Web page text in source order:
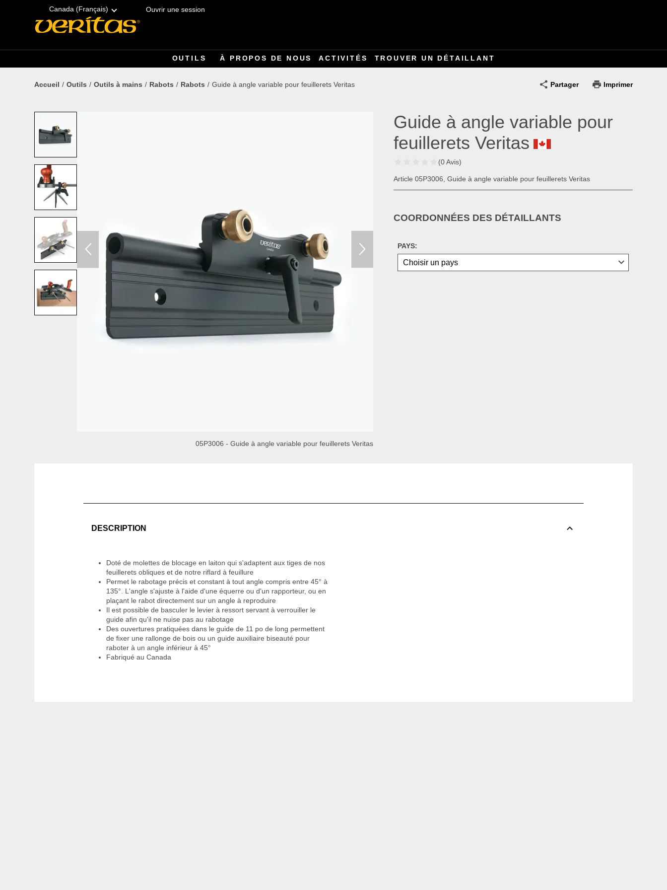
OUTILS À PROPOS DE NOUS ACTIVITÉS TROUVER UN DÉTAILLANT
Canada (Français) Ouvrir une session
Accueil Outils Outils à mains Rabots Rabots Guide à angle variable pour feuillerets Veritas Partager Imprimer
05P3006 - Guide à angle variable pour feuillerets Veritas
Guide à angle variable pour
feuillerets Veritas
(0 Avis)
Article 05P3006, Guide à angle variable pour feuillerets Veritas
COORDONNÉES DES DÉTAILLANTS
PAYS:
DESCRIPTION
Doté de molettes de blocage en laiton qui s'adaptent aux tiges de nos
feuillerets obliques et de notre riflard à feuillure
Permet le rabotage précis et constant à tout angle compris entre 45° à
135°. L'angle s'ajuste à l'aide d'une équerre ou d'un rapporteur, ou en
plaçant le rabot directement sur un angle à reproduire
Il est possible de basculer le levier à ressort servant à verrouiller le
guide afin qu'il ne nuise pas au rabotage
Des ouvertures pratiquées dans le guide de 11 po de long permettent
de fixer une rallonge de bois ou un guide auxiliaire biseauté pour
raboter à un angle inférieur à 45°
Fabriqué au Canada